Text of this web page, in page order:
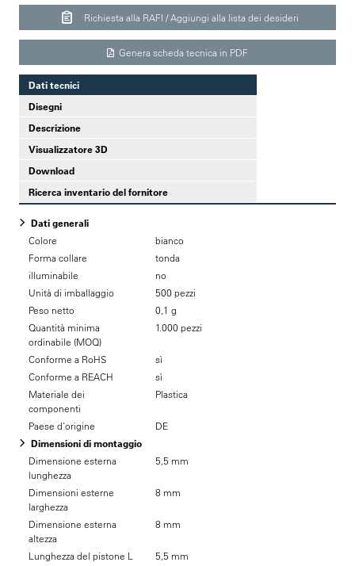
Richiesta alla RAFI / Aggiungi alla lista dei desideri
Genera scheda tecnica in PDF
Dati tecnici
Disegni
Descrizione
Visualizzatore 3D
Download
Ricerca inventario del fornitore
Dati generali
Colore
bianco
Forma collare
tonda
illuminabile
no
Unità di imballaggio
500 pezzi
Peso netto
0,1 g
Quantità minima
ordinabile (MOQ)
1.000 pezzi
Conforme a RoHS
sì
Conforme a REACH
sì
Materiale dei
componenti
Plastica
Paese d’origine
DE
Dimensioni di montaggio
Dimensione esterna
lunghezza
5,5 mm
Dimensioni esterne
larghezza
8 mm
Dimensione esterna
altezza
8 mm
Lunghezza del pistone L 5,5 mm